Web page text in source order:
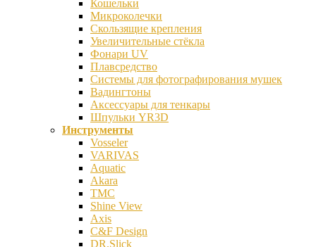
Кошельки
Микроколечки
Скользящие крепления
Увеличительные стёкла
Фонари UV
Плавсредство
Системы для фотографирования мушек
Вадингтоны
Аксессуары для тенкары
Шпульки YR3D
Инструменты
Vosseler
VARIVAS
Aquatic
Akara
TMC
Shine View
Axis
C&F Design
DR.Slick